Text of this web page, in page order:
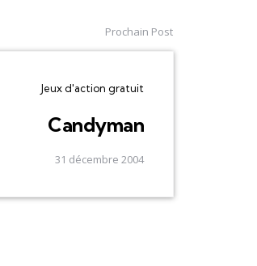
Prochain Post
Jeux d'action gratuit
Candyman
31 décembre 2004